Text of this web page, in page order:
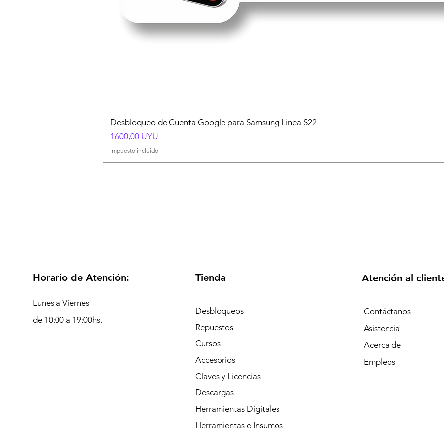
Desbloqueo de Cuenta Google para Samsung Linea S22
Precio
1600,00 UYU
Impuesto incluido
Horario de Atención:
Lunes a Viernes
de 10:00 a 19:00hs.
Tienda
Desbloqueos
Repuestos
Cursos
Accesorios
Claves y Licencias
Descargas
Herramientas Digitales
Herramientas e Insumos
Atención al
Contáctanos
Asistencia
Acerca de
Empleos